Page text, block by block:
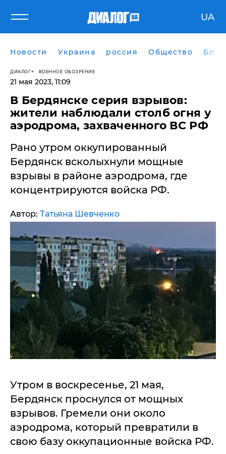
UA
Новости Украина россия Общество
ДИАЛОГ ВОЕННОЕ ОБОЗРЕНИЕ
21 мая 2023, 11:09
​В Бердянске серия взрывов:
жители наблюдали столб огня у
аэродрома, захваченного ВС РФ
Рано утром оккупированный
Бердянск всколыхнули мощные
взрывы в районе аэродрома, где
концентрируются войска РФ.
Автор: Татьяна Шевченко
Утром в воскресенье, 21 мая,
Бердянск проснулся от мощных
взрывов. Гремели они около
аэродрома, который превратили в
свою базу оккупационные войска РФ.